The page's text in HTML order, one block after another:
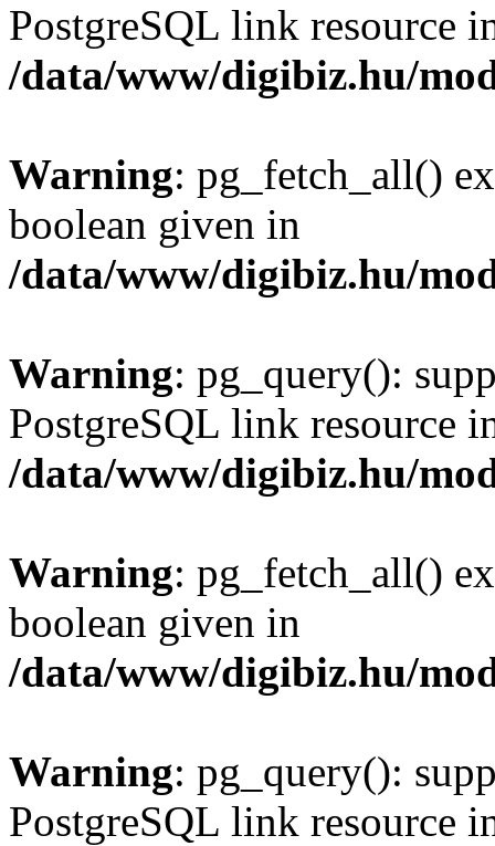
PostgreSQL link resource
/data/www/digibiz.hu/
Warning: pg_fetch_all()
boolean given in
/data/www/digibiz.hu/
Warning: pg_query():
PostgreSQL link resource
/data/www/digibiz.hu/
Warning: pg_fetch_all()
boolean given in
/data/www/digibiz.hu/
Warning: pg_query():
PostgreSQL link resource